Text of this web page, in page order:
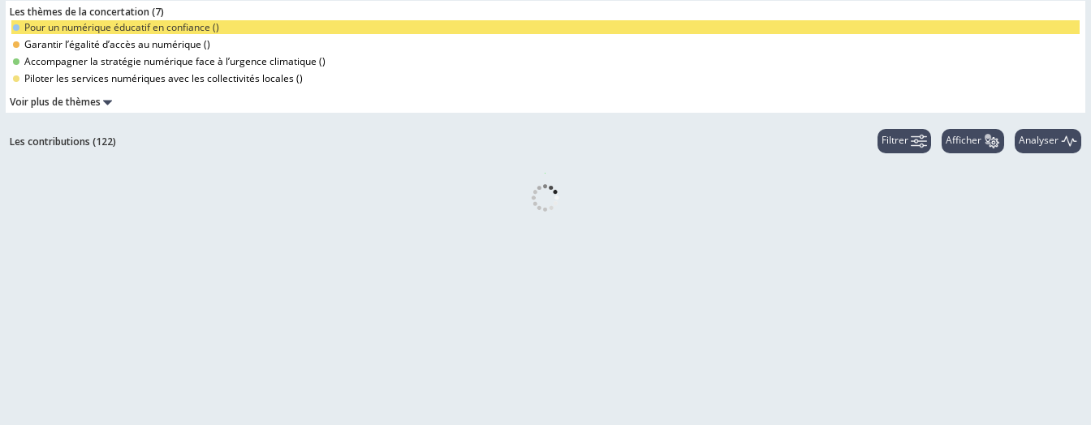
Les thèmes de la concertation (7)
Pour un numérique éducatif en confiance ()
Garantir l’égalité d’accès au numérique ()
Accompagner la stratégie numérique face à l’urgence climatique ()
Piloter les services numériques avec les collectivités locales ()
Voir plus de thèmes
Les contributions (122) Filtrer Afficher Analyser